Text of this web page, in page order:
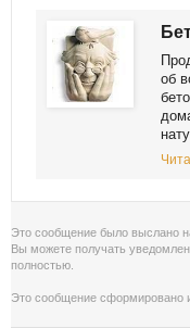
об
Это сообщение было выслано
Вы можете получать
полностью
Это сообщение